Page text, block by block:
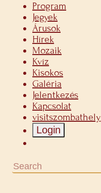
Program
Jegyek
Árusok
Hírek
Mozaik
Kvíz
Kisokos
Galéria
Jelentkezés
Kapcsolat
visitszombathely
Login